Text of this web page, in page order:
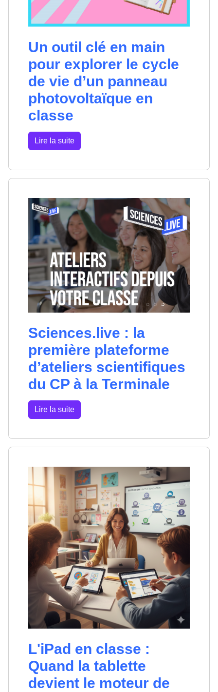
Un outil clé en main
pour explorer le cycle
de vie d’un panneau
photovoltaïque en
classe
Lire la suite
Sciences.live : la
première plateforme
d’ateliers scientifiques
du CP à la Terminale
Lire la suite
L'iPad en classe :
Quand la tablette
devient le moteur de